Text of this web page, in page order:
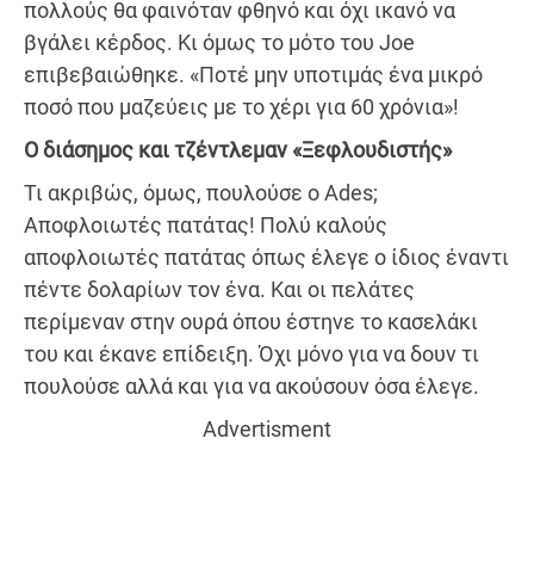
πολλούς θα φαινόταν φθηνό και όχι ικανό να
βγάλει κέρδος. Κι όμως το μότο του Joe
επιβεβαιώθηκε. «Ποτέ μην υποτιμάς ένα μικρό
ποσό που μαζεύεις με το χέρι για 60 χρόνια»!
Ο διάσημος και τζέντλεμαν «Ξεφλουδιστής»
Τι ακριβώς, όμως, πουλούσε ο Ades;
Αποφλοιωτές πατάτας! Πολύ καλούς
αποφλοιωτές πατάτας όπως έλεγε ο ίδιος έναντι
πέντε δολαρίων τον ένα. Και οι πελάτες
περίμεναν στην ουρά όπου έστηνε το κασελάκι
του και έκανε επίδειξη. Όχι μόνο για να δουν τι
πουλούσε αλλά και για να ακούσουν όσα έλεγε.
Advertisment